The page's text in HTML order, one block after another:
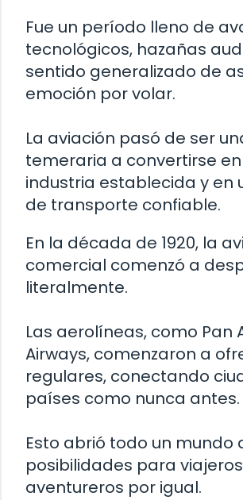
Fue un período lleno de
tecnológicos, hazañas
sentido generalizado de
emoción por volar.
La aviación pasó de ser
temeraria a convertirse
industria establecida y en
de transporte confiable.
En la década de 1920, la
comercial comenzó a
literalmente.
Las aerolíneas, como Pan
Airways, comenzaron a
regulares, conectando
países como nunca antes.
Esto abrió todo un mundo
posibilidades para
aventureros por igual.